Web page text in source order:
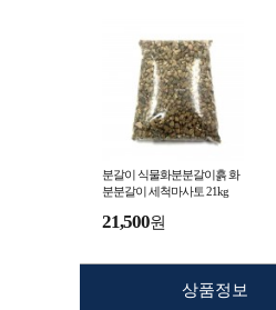
분갈이 식물화분분갈이흙 화
분분갈이 세척마사토 21kg
21,500원
상품정보